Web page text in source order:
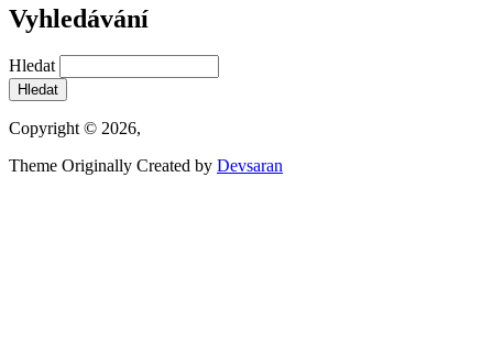
Vyhledávání
Hledat
Copyright © 2026,
Theme Originally Created by Devsaran